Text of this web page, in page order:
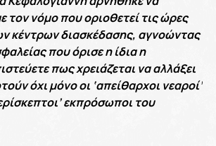
τον νόμο που οριοθετεί τις ώρες
κέντρων διασκέδασης, αγνοώντας
που όρισε η ίδια η
πως χρειάζεται να αλλάξει
όχι μόνο οι ‘απείθαρχοι νεαροί’
εκπρόσωποι του